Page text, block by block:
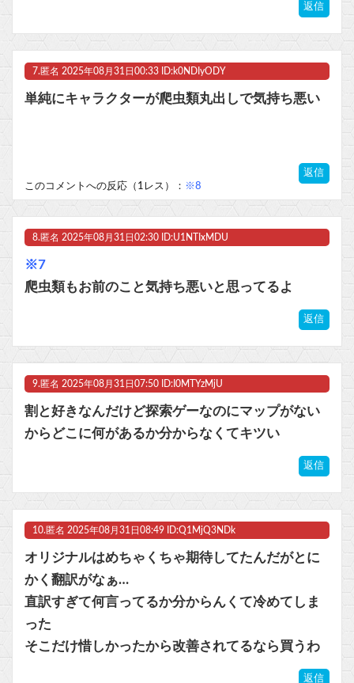
返信
7. 匿名 2025年08月31日00:33 ID:k0NDIyODY
単純にキャラクターが爬虫類丸出しで気持ち悪い
返信
このコメントへの反応（1レス）： ※8
8. 匿名 2025年08月31日02:30 ID:U1NTIxMDU
※7
爬虫類もお前のこと気持ち悪いと思ってるよ
返信
9. 匿名 2025年08月31日07:50 ID:I0MTYzMjU
割と好きなんだけど探索ゲーなのにマップがない
からどこに何があるか分からなくてキツい
返信
10. 匿名 2025年08月31日08:49 ID:Q1MjQ3NDk
オリジナルはめちゃくちゃ期待してたんだがとに
かく翻訳がなぁ…
直訳すぎて何言ってるか分からんくて冷めてしま
った
そこだけ惜しかったから改善されてるなら買うわ
返信